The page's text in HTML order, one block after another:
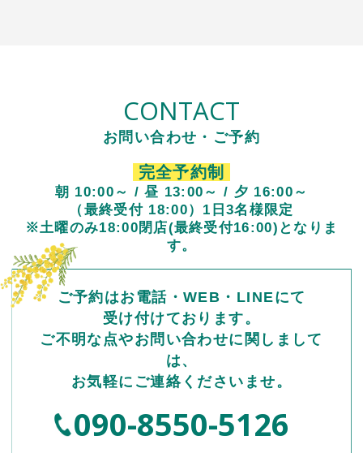
CONTACT
お問い合わせ・ご予約
完全予約制
朝 10:00～ / 昼 13:00～ / 夕 16:00～
（最終受付 18:00）1日3名様限定
※土曜のみ18:00閉店(最終受付16:00)となりま
す。
ご予約はお電話・WEB・LINEにて
受け付けております。
ご不明な点やお問い合わせに関しまして
は、
お気軽にご連絡くださいませ。
090-8550-5126